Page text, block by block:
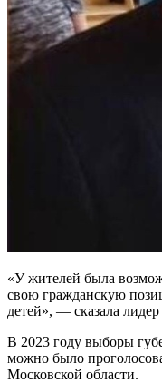
«У жителей была
свою гражданскую
детей», — сказала
В 2023 году выборы
можно было
Московской области.